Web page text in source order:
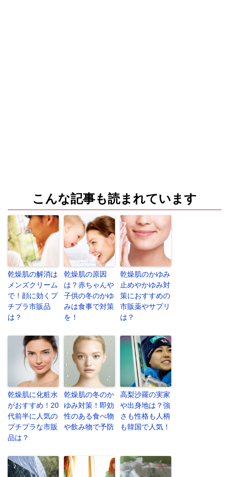
こんな記事も読まれています
乾燥肌の解消は
メンズクリーム
で！顔に効くプ
チプラ市販品
は？
乾燥肌の原因
は？赤ちゃんや
子供の冬のかゆ
みは食事で対策
を！
乾燥肌のかゆみ
止めやかゆみ対
策におすすめの
市販薬やサプリ
は？
乾燥肌に化粧水
がおすすめ！20
代前半に人気の
プチプラな市販
品は？
乾燥肌の冬のか
ゆみ対策！即効
性のある食べ物
や飲み物で予防
高梨沙羅の実家
や出身地は？強
さも性格も人柄
も韓国で人気！